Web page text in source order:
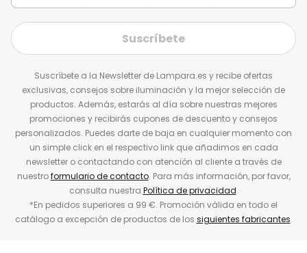
Suscríbete
Suscríbete a la Newsletter de Lampara.es y recibe ofertas
exclusivas, consejos sobre iluminación y la mejor selección de
productos. Además, estarás al día sobre nuestras mejores
promociones y recibirás cupones de descuento y consejos
personalizados. Puedes darte de baja en cualquier momento con
un simple click en el respectivo link que añadimos en cada
newsletter o contactando con atención al cliente a través de
nuestroformulario de contacto. Para más información, por favor,
consulta nuestra Política de privacidad.
*En pedidos superiores a 99 €. Promoción válida en todo el
catálogo a excepción de productos de los siguientes fabricantes.